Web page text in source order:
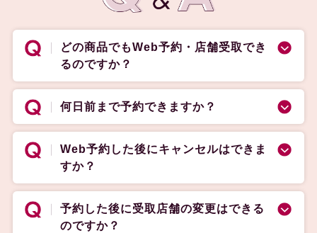
どの商品でもWeb予約・店舗受取でき
るのですか？
何日前まで予約できますか？
Web予約した後にキャンセルはできま
すか？
予約した後に受取店舗の変更はできる
のですか？